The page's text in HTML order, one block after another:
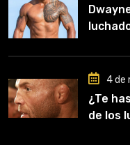
4 de
¿Te
de los